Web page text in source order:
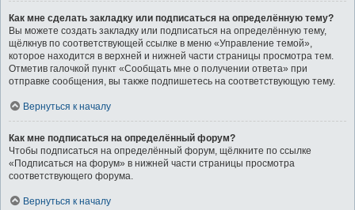
Как мне сделать закладку или подписаться на определённую тему?
Вы можете создать закладку или подписаться на определённую тему,
щёлкнув по соответствующей ссылке в меню «Управление темой»,
которое находится в верхней и нижней части страницы просмотра тем.
Отметив галочкой пункт «Сообщать мне о получении ответа» при
отправке сообщения, вы также подпишетесь на соответствующую тему.
Вернуться к началу
Как мне подписаться на определённый форум?
Чтобы подписаться на определённый форум, щёлкните по ссылке
«Подписаться на форум» в нижней части страницы просмотра
соответствующего форума.
Вернуться к началу